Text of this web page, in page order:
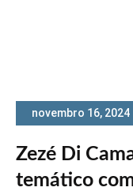
novembro 16, 2024
Zezé Di
temático